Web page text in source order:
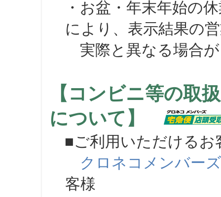
・お盆・年末年始の
により、表示結果の
実際と異なる場合が
【コンビニ等の取
について】
■ご利用いただけるお
クロネコメンバーズ
客様